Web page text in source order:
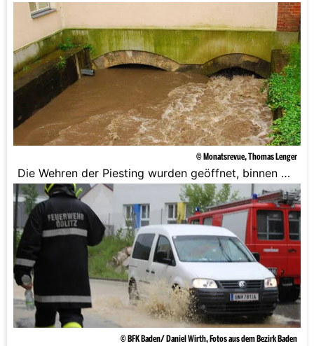
frühen Morgenstunden des 16. Mai 2014 im Einsatz.
© Monatsrevue, Thomas Lenger
Die Wehren der Piesting wurden geöffnet, binnen 30
Minuten war das Wasser in Ebreichsdorf.
© BFK Baden/ Daniel Wirth, Fotos aus dem Bezirk Baden